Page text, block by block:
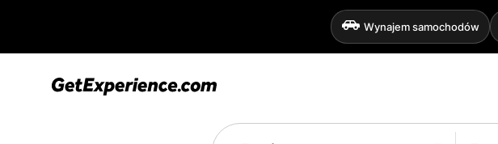
Wynajem samochodów